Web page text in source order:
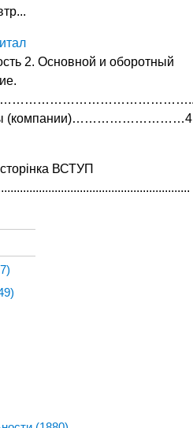
2. Основной и оборотный
(компании)………………………4
ВСТУП